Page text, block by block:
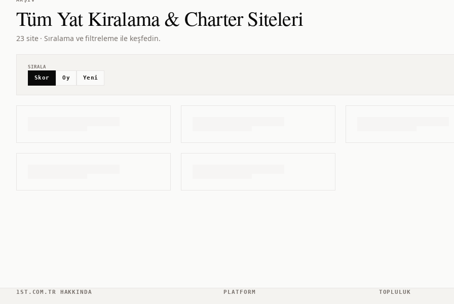
TümYat Kiralama & CharterSiteleri
23 site · Sıralama ve filtreleme ile keşfedin.
SIRALA
Skor Oy Yeni
1ST.COM.TR HAKKINDA PLATFORM TOPLULUK